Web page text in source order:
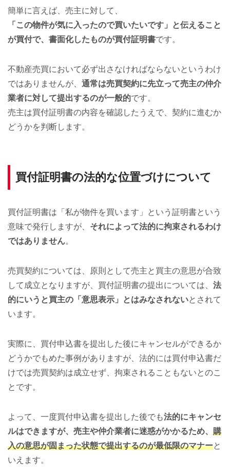
簡単に言えば、売主に対して、
「この物件が気に入ったので買いたいです」と伝えること
が買付で、書面化したものが買付証明書です。
不動産売買において必ず出さなければならないというわけ
ではありませんが、 通常は売買契約に先立って売主の仲介
業者に対して提出するのが一般的です。
売主は買付証明書の内容を確認したうえで、契約に進むか
どうかを判断します。
買付証明書の法的な位置づけについて
買付証明書は「私が物件を買います」という証明書という
意味で発行しますが、 それによって法的に拘束されるわけ
ではありません。
売買契約については、原則として売主と買主の意思が合致
して成立となりますが、買付証明書の提出については、 法
的にいうと買主の「意思表示」とはみなされないとされて
います。
実際に、買付申込書を提出した後にキャンセルができるか
どうかでもめた事例がありますが、法的には買付申込書だ
けでは売買契約は成立せず、拘束されることもないとのこ
とです。
よって、一度買付申込書を提出した後でも法的にキャンセ
ルはできますが、売主や仲介業者に迷惑がかかるため、 購
入の意思が固まった状態で提出するのが最低限のマナーと
いえます。